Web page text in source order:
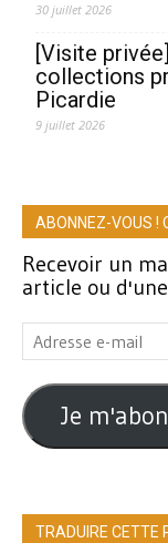
30 juillet 2026
[Visite
collections
Picardie
9 juillet 2026
ABONNEZ-VOUS
Recevoir un
article ou
Adresse
e-
mail
Je
TRADUIRE CETTE